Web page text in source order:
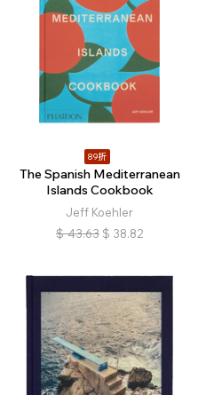
89折
The Spanish Mediterranean
Islands Cookbook
Jeff Koehler
$ 43.63 $ 38.82